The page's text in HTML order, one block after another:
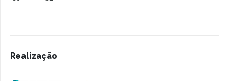
Realização